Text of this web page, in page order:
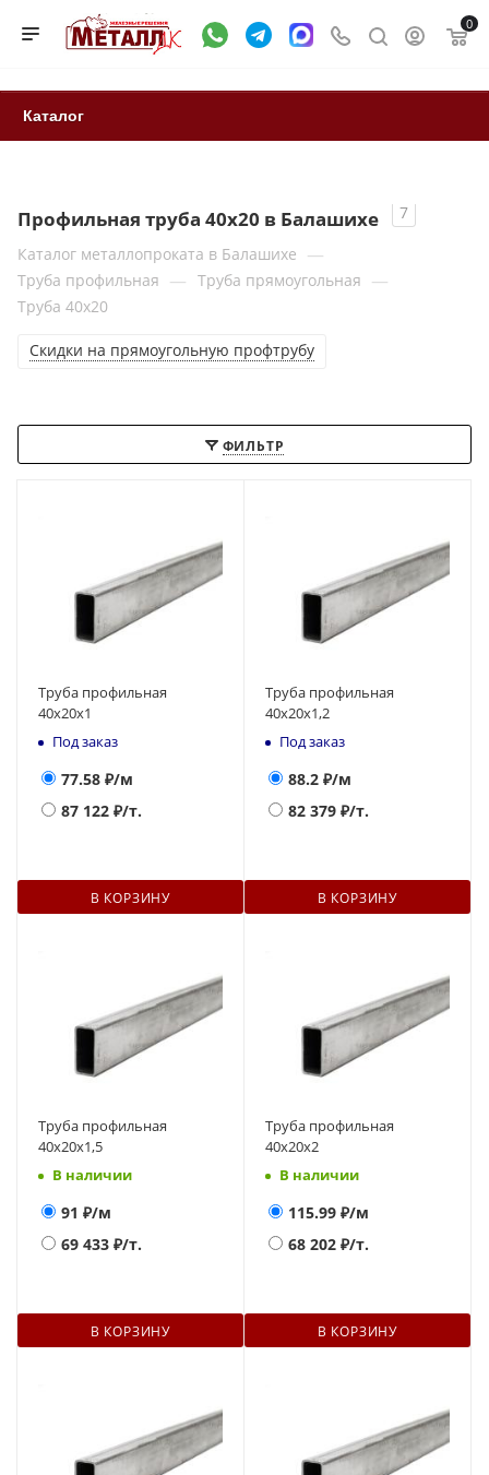
0
Каталог
Профильная труба 40x20 в Балашихе
7
Каталог металлопроката в Балашихе —
Труба профильная — Труба прямоугольная —
Труба 40x20
Скидки на прямоугольную профтрубу
ФИЛЬТР
Труба профильная
40х20х1
Под заказ
77.58 ₽/м
87 122 ₽/т.
В КОРЗИНУ
Труба профильная
40х20х1,2
Под заказ
88.2 ₽/м
82 379 ₽/т.
В КОРЗИНУ
Труба профильная
40х20х1,5
В наличии
91 ₽/м
69 433 ₽/т.
В КОРЗИНУ
Труба профильная
40х20х2
В наличии
115.99 ₽/м
68 202 ₽/т.
В КОРЗИНУ